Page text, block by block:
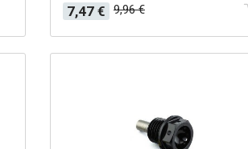
Precio
7,47 €
Precio
base
9,96 €